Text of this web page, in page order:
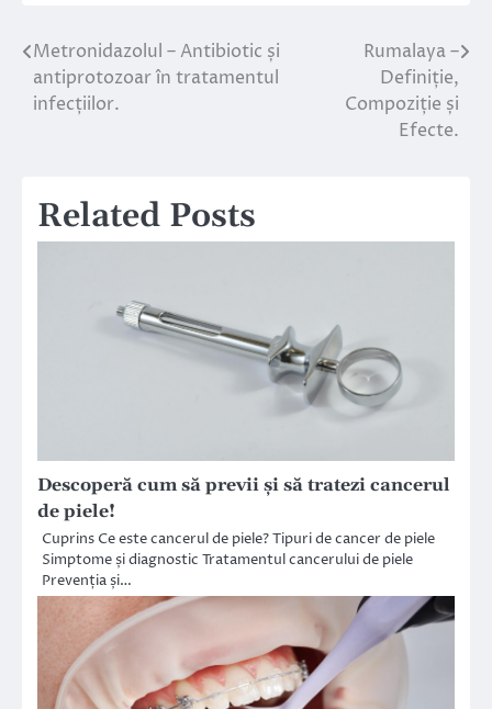
Navigare
în
Metronidazolul – Antibiotic și
antiprotozoar în tratamentul
infecțiilor.
Rumalaya –
Definiție,
Compoziție și
Efecte.
Related Posts
Descoperă cum să previi și să tratezi cancerul
de piele!
Cuprins Ce este cancerul de piele? Tipuri de cancer de piele
Simptome și diagnostic Tratamentul cancerului de piele
Prevenția și…